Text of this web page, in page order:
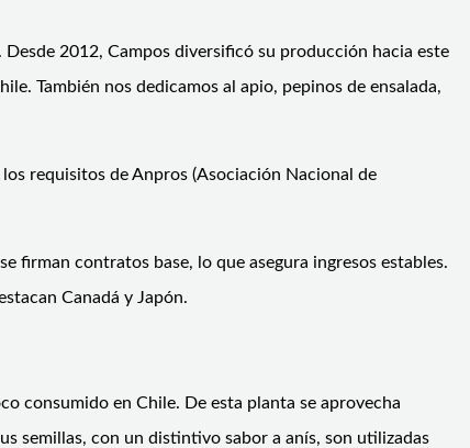
2012, Campos diversificó su producción hacia este
También nos dedicamos al apio, pepinos de ensalada,
requisitos de Anpros (Asociación Nacional de
firman contratos base, lo que asegura ingresos estables.
Canadá y Japón.
consumido en Chile. De esta planta se aprovecha
semillas, con un distintivo sabor a anís, son utilizadas